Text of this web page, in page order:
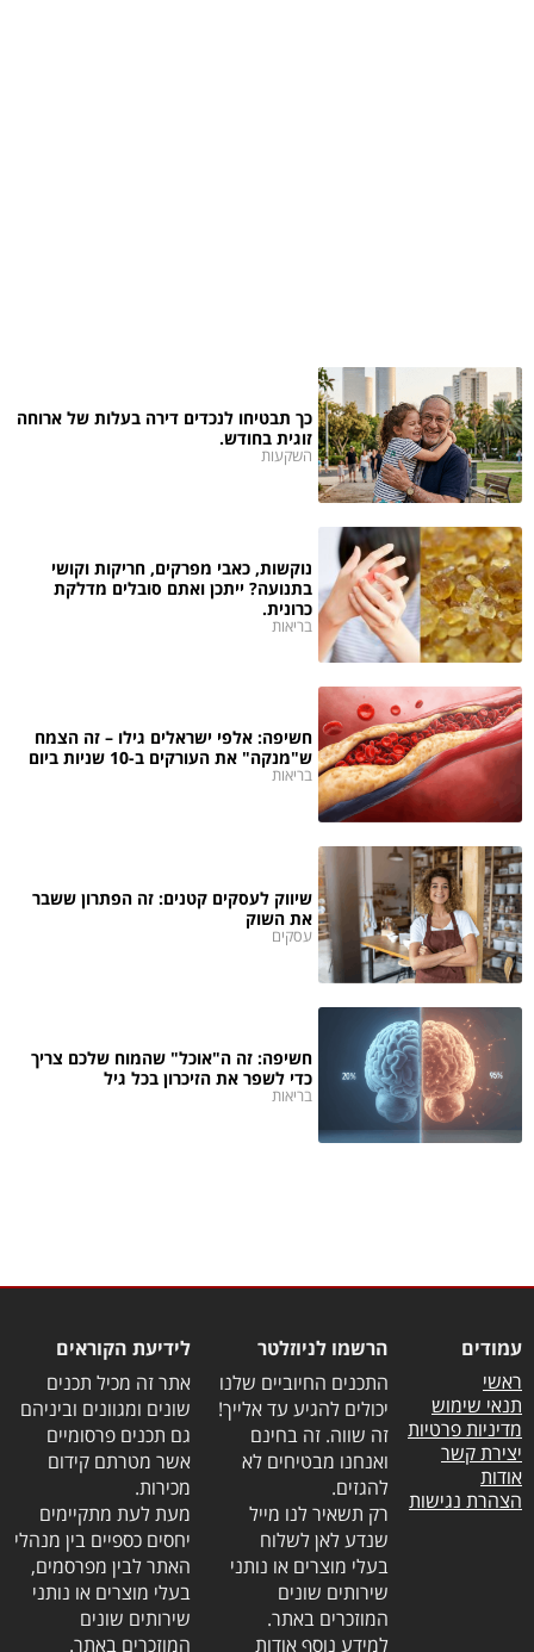
כך תבטיחו לנכדים דירה בעלות של ארוחה
זוגית בחודש.
השקעות
נוקשות, כאבי מפרקים, חריקות וקושי
בתנועה? ייתכן ואתם סובלים מדלקת
כרונית.
בריאות
חשיפה: אלפי ישראלים גילו – זה הצמח
ש"מנקה" את העורקים ב-10 שניות ביום
בריאות
שיווק לעסקים קטנים: זה הפתרון ששבר
את השוק
עסקים
חשיפה: זה ה"אוכל" שהמוח שלכם צריך
כדי לשפר את הזיכרון בכל גיל
בריאות
עמודים
ראשי
תנאי שימוש
מדיניות פרטיות
יצירת קשר
אודות
הצהרת נגישות
הרשמו לניוזלטר
התכנים החיוביים שלנו
יכולים להגיע עד אלייך!
זה שווה. זה בחינם
ואנחנו מבטיחים לא
להגזים.
רק תשאיר לנו מייל
שנדע לאן לשלוח
בעלי מוצרים או נותני
שירותים שונים
המוזכרים באתר.
למידע נוסף אודות
לידיעת הקוראים
אתר זה מכיל תכנים
שונים ומגוונים וביניהם
גם תכנים פרסומיים
אשר מטרתם קידום
מכירות.
מעת לעת מתקיימים
יחסים כספיים בין מנהלי
האתר לבין מפרסמים,
בעלי מוצרים או נותני
שירותים שונים
המוזכרים באתר.